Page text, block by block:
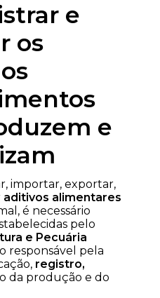
e
os
e
importar, exportar,
aditivos alimentares
é necessário
pelo
e Pecuária
responsável pela
registro,
da produção e do